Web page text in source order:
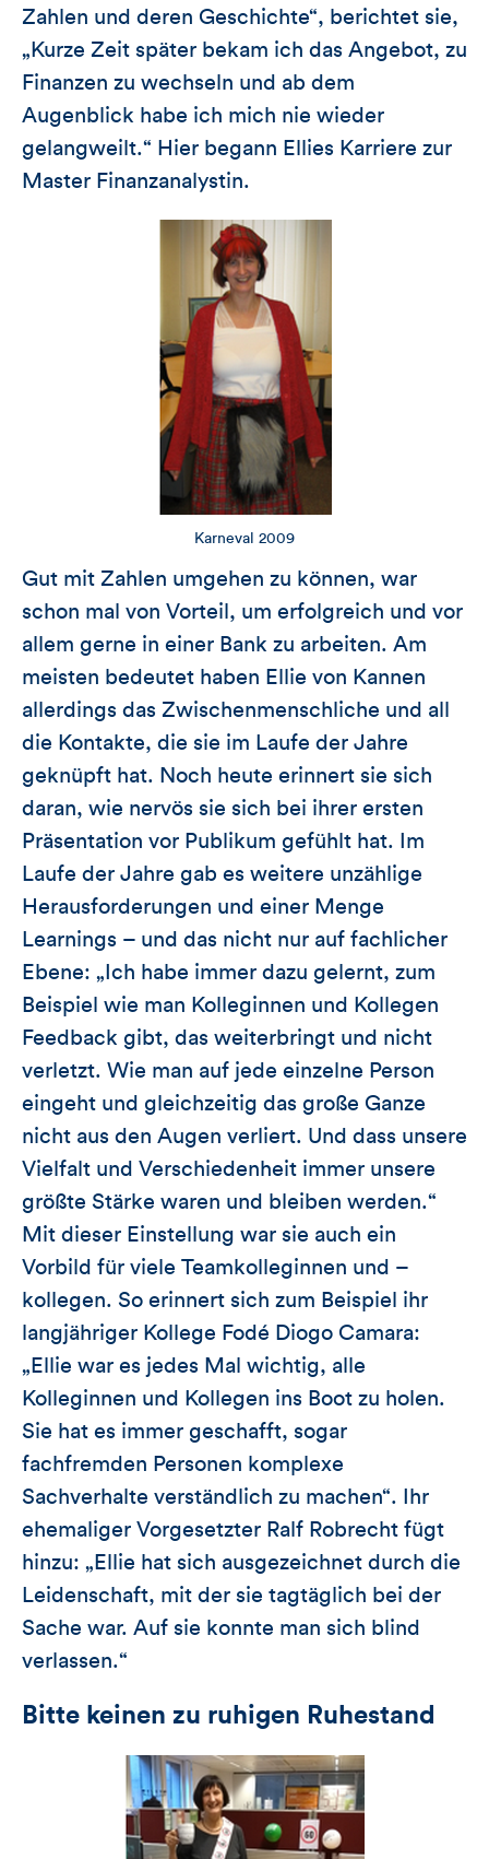
Zahlen und deren Geschichte“, berichtet sie,
„Kurze Zeit später bekam ich das Angebot, zu
Finanzen zu wechseln und ab dem
Augenblick habe ich mich nie wieder
gelangweilt.“ Hier begann Ellies Karriere zur
Master Finanzanalystin.
Karneval 2009
Gut mit Zahlen umgehen zu können, war
schon mal von Vorteil, um erfolgreich und vor
allem gerne in einer Bank zu arbeiten. Am
meisten bedeutet haben Ellie von Kannen
allerdings das Zwischenmenschliche und all
die Kontakte, die sie im Laufe der Jahre
geknüpft hat. Noch heute erinnert sie sich
daran, wie nervös sie sich bei ihrer ersten
Präsentation vor Publikum gefühlt hat. Im
Laufe der Jahre gab es weitere unzählige
Herausforderungen und einer Menge
Learnings – und das nicht nur auf fachlicher
Ebene: „Ich habe immer dazu gelernt, zum
Beispiel wie man Kolleginnen und Kollegen
Feedback gibt, das weiterbringt und nicht
verletzt. Wie man auf jede einzelne Person
eingeht und gleichzeitig das große Ganze
nicht aus den Augen verliert. Und dass unsere
Vielfalt und Verschiedenheit immer unsere
größte Stärke waren und bleiben werden.“
Mit dieser Einstellung war sie auch ein
Vorbild für viele Teamkolleginnen und –
kollegen. So erinnert sich zum Beispiel ihr
langjähriger Kollege Fodé Diogo Camara:
„Ellie war es jedes Mal wichtig, alle
Kolleginnen und Kollegen ins Boot zu holen.
Sie hat es immer geschafft, sogar
fachfremden Personen komplexe
Sachverhalte verständlich zu machen“. Ihr
ehemaliger Vorgesetzter Ralf Robrecht fügt
hinzu: „Ellie hat sich ausgezeichnet durch die
Leidenschaft, mit der sie tagtäglich bei der
Sache war. Auf sie konnte man sich blind
verlassen.“
Bitte keinen zu ruhigen Ruhestand